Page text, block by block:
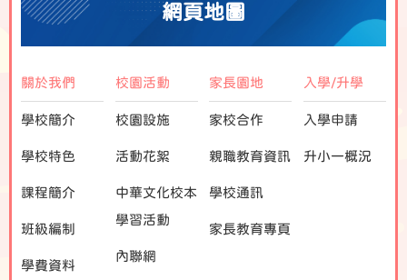
網頁地圖
關於我們
學校簡介
學校特色
課程簡介
班級編制
學費資料
校園活動
校園設施
活動花絮
中華文化校本
學習活動
內聯網
家長園地
家校合作
親職教育資訊
學校通訊
家長教育專頁
入學/升學
入學申請
升小一概況